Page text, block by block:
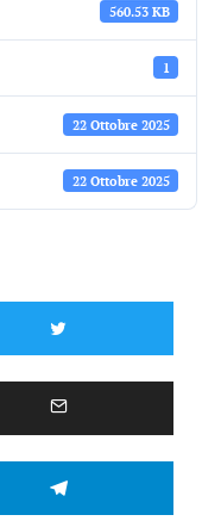
560.53 KB
1
22 Ottobre 2025
22 Ottobre 2025